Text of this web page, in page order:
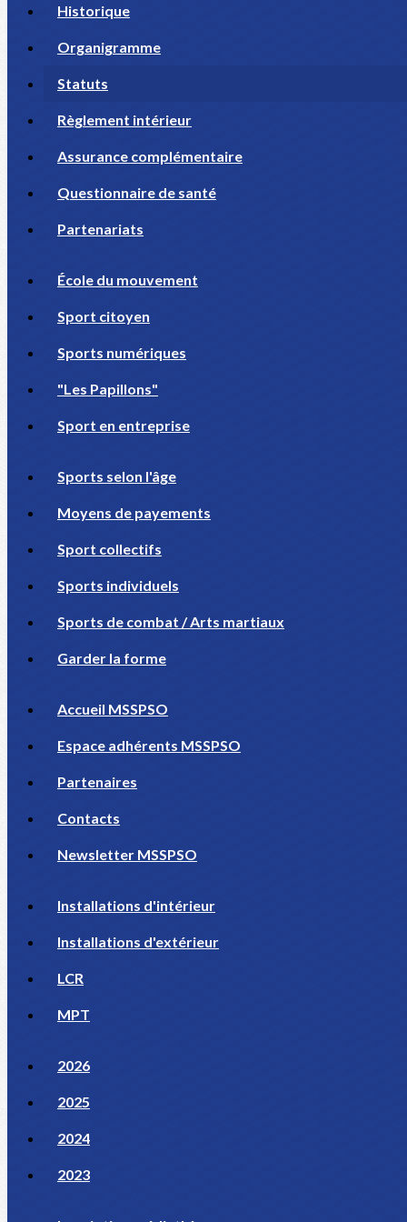
Historique
Organigramme
Statuts
Règlement intérieur
Assurance complémentaire
Questionnaire de santé
Partenariats
École du mouvement
Sport citoyen
Sports numériques
"Les Papillons"
Sport en entreprise
Sports selon l'âge
Moyens de payements
Sport collectifs
Sports individuels
Sports de combat / Arts martiaux
Garder la forme
Accueil MSSPSO
Espace adhérents MSSPSO
Partenaires
Contacts
Newsletter MSSPSO
Installations d'intérieur
Installations d'extérieur
LCR
MPT
2026
2025
2024
2023